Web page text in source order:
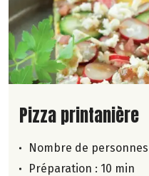
Lire la suite de la
Pizza printanière
Nombre de personnes
Préparation : 10 min